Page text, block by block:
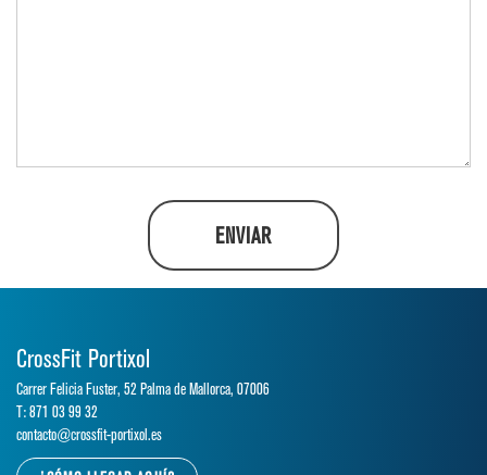
CrossFit Portixol
Carrer Felicia Fuster, 52 Palma de Mallorca, 07006
T: 871 03 99 32
contacto@crossfit-portixol.es